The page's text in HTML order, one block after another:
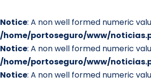
Notice: A non well formed numeric
/home/portoseguro/www/
Notice: A non well formed numeric
/home/portoseguro/www/
Notice: A non well formed numeric